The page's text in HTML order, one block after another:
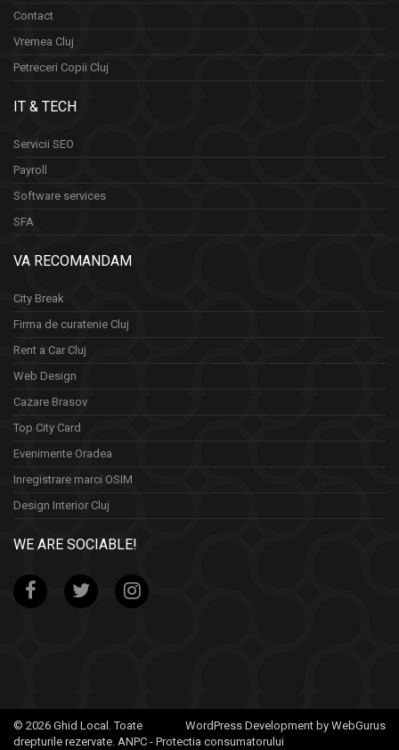
Contact
Vremea Cluj
Petreceri Copii Cluj
IT & TECH
Servicii SEO
Payroll
Software services
SFA
VA RECOMANDAM
City Break
Firma de curatenie Cluj
Rent a Car Cluj
Web Design
Cazare Brasov
Top City Card
Evenimente Oradea
Inregistrare marci OSIM
Design Interior Cluj
WE ARE SOCIABLE!
WordPress Development by WebGurus
© 2026 Ghid Local. Toate
drepturile rezervate. ANPC - Protectia consumatorului